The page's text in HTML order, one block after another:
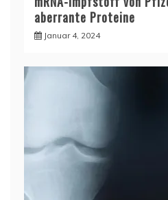
aberrante Proteine
Januar 4, 2024